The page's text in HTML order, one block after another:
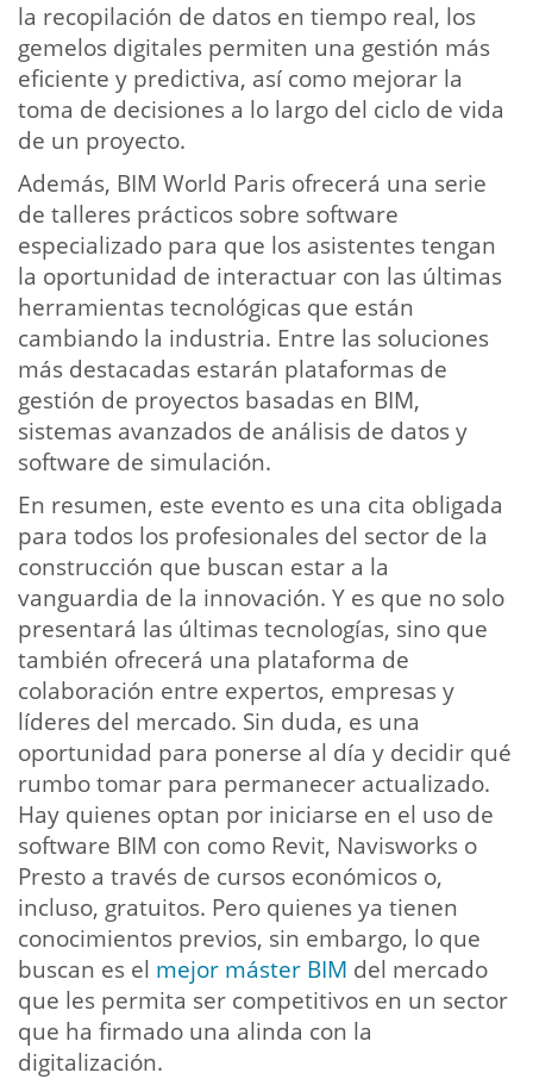
la recopilación de datos en tiempo real, los
gemelos digitales permiten una gestión más
eficiente y predictiva, así como mejorar la
toma de decisiones a lo largo del ciclo de vida
de un proyecto.
Además, BIM World Paris ofrecerá una serie
de talleres prácticos sobre software
especializado para que los asistentes tengan
la oportunidad de interactuar con las últimas
herramientas tecnológicas que están
cambiando la industria. Entre las soluciones
más destacadas estarán plataformas de
gestión de proyectos basadas en BIM,
sistemas avanzados de análisis de datos y
software de simulación.
En resumen, este evento es una cita obligada
para todos los profesionales del sector de la
construcción que buscan estar a la
vanguardia de la innovación. Y es que no solo
presentará las últimas tecnologías, sino que
también ofrecerá una plataforma de
colaboración entre expertos, empresas y
líderes del mercado. Sin duda, es una
oportunidad para ponerse al día y decidir qué
rumbo tomar para permanecer actualizado.
Hay quienes optan por iniciarse en el uso de
software BIM con como Revit, Navisworks o
Presto a través de cursos económicos o,
incluso, gratuitos. Pero quienes ya tienen
conocimientos previos, sin embargo, lo que
buscan es el mejor máster BIM del mercado
que les permita ser competitivos en un sector
que ha firmado una alinda con la
digitalización.